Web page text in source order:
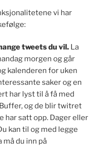
vi har
tweets du vil. La
morgen og går
kalenderen for uken
saker og en
har lyst til å få med
og de blir twitret
har satt opp. Dager eller
kan til og med legge
du inn på